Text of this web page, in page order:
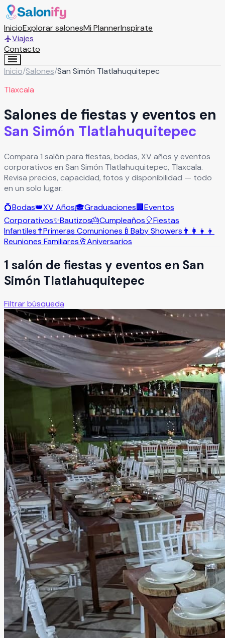
InicioExplorar salonesMi PlannerInspírate
Viajes
Contacto
Inicio/Salones/San Simón Tlatlahuquitepec
Tlaxcala
Salones de fiestas y eventos en
San Simón Tlatlahuquitepec
Compara 1 salón para fiestas, bodas, XV años y eventos
corporativos en San Simón Tlatlahuquitepec, Tlaxcala.
Revisa precios, capacidad, fotos y disponibilidad — todo
en un solo lugar.
💍Bodas👑XV Años🎓Graduaciones🏢Eventos
Corporativos✨Bautizos🎂Cumpleaños🎈Fiestas
Infantiles✝️Primeras Comuniones 🍼 Baby Showers 👨‍👩‍👧‍👦
Reuniones Familiares🥂Aniversarios
1 salón de fiestas y eventos en San
Simón Tlatlahuquitepec
Filtrar búsqueda